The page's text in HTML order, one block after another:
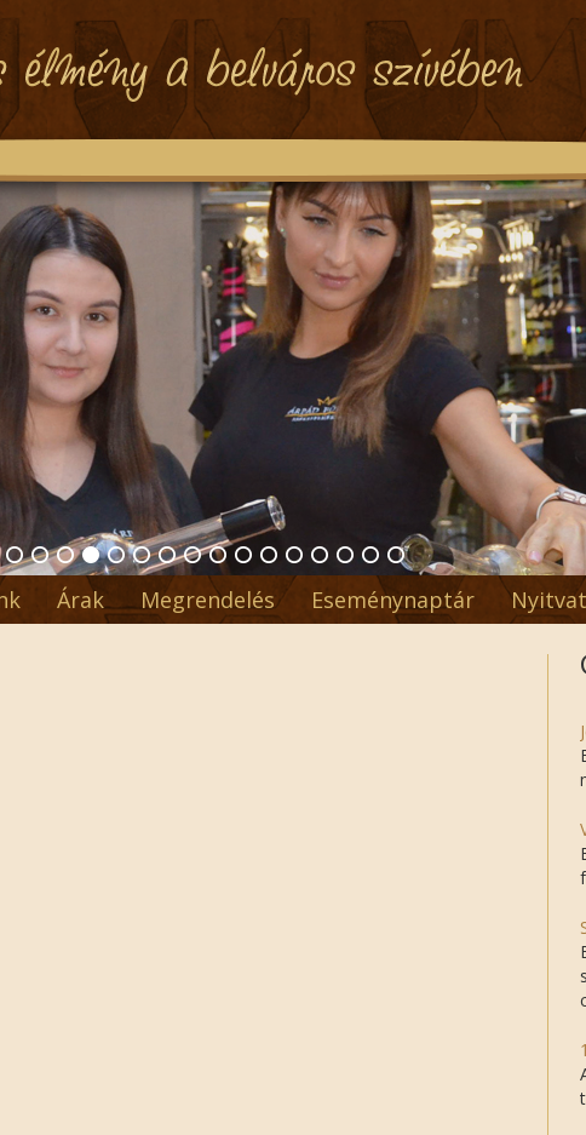
Árak Megrendelés Eseménynaptár